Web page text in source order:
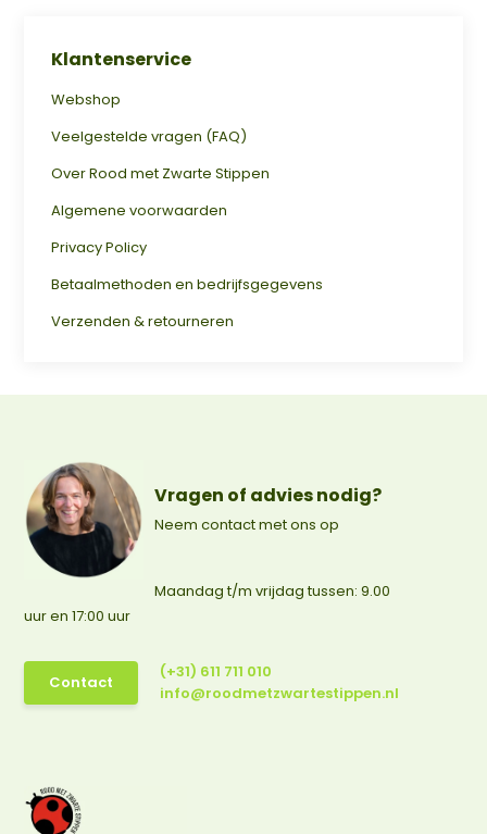
Klantenservice
Webshop
Veelgestelde vragen (FAQ)
Over Rood met Zwarte Stippen
Algemene voorwaarden
Privacy Policy
Betaalmethoden en bedrijfsgegevens
Verzenden & retourneren
Vragen of advies nodig?
Neem contact met ons op
Maandag t/m vrijdag tussen: 9.00
uur en 17:00 uur
Contact
(+31) 611 711 010
info@roodmetzwartestippen.nl